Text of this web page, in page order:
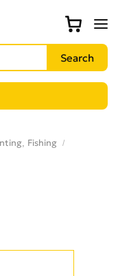
Fishing